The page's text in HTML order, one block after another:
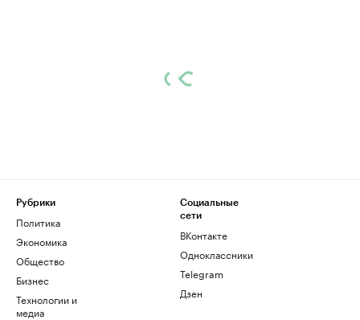
Рубрики
Политика
Экономика
Общество
Бизнес
Технологии и
медиа
Социальные
сети
ВКонтакте
Одноклассники
Telegram
Дзен